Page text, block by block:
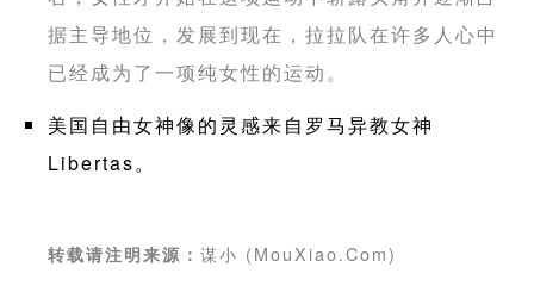
据主导地位，发展到现在，拉拉队在许多人心中
已经成为了一项纯女性的运动。
美国自由女神像的灵感来自罗马异教女神
Libertas。
转载请注明来源： 谋小 (MouXiao.Com)